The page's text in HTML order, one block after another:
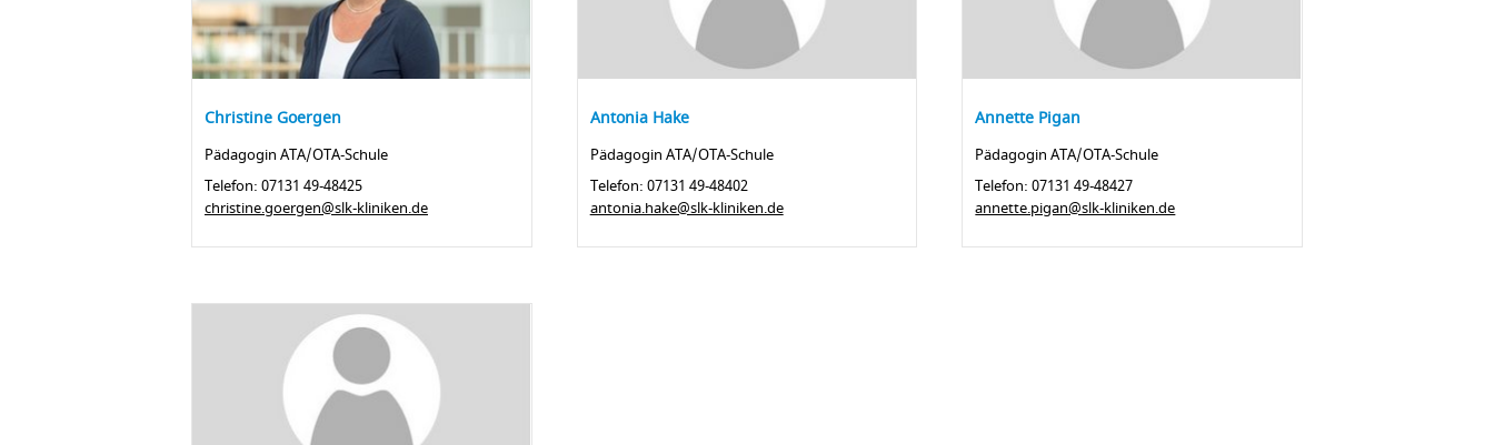
Christine Goergen
Pädagogin ATA/OTA-Schule
Telefon: 07131 49-48425
christine.goergen@slk-kliniken.de
Antonia Hake
Pädagogin ATA/OTA-Schule
Telefon: 07131 49-48402
antonia.hake@slk-kliniken.de
Annette Pigan
Pädagogin ATA/OTA-Schule
Telefon: 07131 49-48427
annette.pigan@slk-kliniken.de